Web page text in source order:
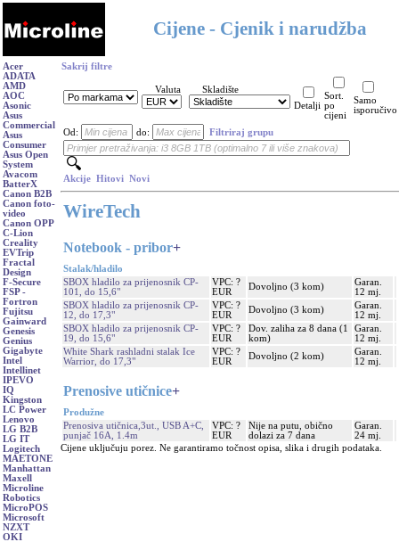
Cijene - Cjenik i narudžba
Acer
ADATA
AMD
AOC
Asonic
Asus
Commercial
Asus
Consumer
Asus Open
System
Avacom
BatterX
Canon B2B
Canon foto-
video
Canon OPP
C-Lion
Creality
EVTrip
Fractal
Design
F-Secure
FSP -
Fortron
Fujitsu
Gainward
Genesis
Genius
Gigabyte
Intel
Intellinet
IPEVO
IQ
Kingston
LC Power
Lenovo
LG B2B
LG IT
Logitech
MAETONE
Manhattan
Maxell
Microline
Robotics
MicroPOS
Microsoft
NZXT
OKI
Sakrij filtre
Valuta
Skladište
Detalji
Sort.
po
cijeni
Samo
isporučivo
Od: do: Filtriraj grupu
Akcije Hitovi Novi
WireTech
Notebook - pribor+
Stalak/hladilo
SBOX hladilo za prijenosnik CP-
101, do 15,6"
VPC: ?
EUR
Dovoljno (3 kom)
Garan.
12 mj.
SBOX hladilo za prijenosnik CP-
12, do 17,3"
VPC: ?
EUR
Dovoljno (3 kom)
Garan.
12 mj.
SBOX hladilo za prijenosnik CP-
19, do 15,6"
VPC: ?
EUR
Dov. zaliha za 8 dana (1
kom)
Garan.
12 mj.
White Shark rashladni stalak Ice
Warrior, do 17,3"
VPC: ?
EUR
Dovoljno (2 kom)
Garan.
12 mj.
Prenosive utičnice+
Produžne
Prenosiva utičnica,3ut., USB A+C,
punjač 16A, 1.4m
VPC: ?
EUR
Nije na putu, obično
dolazi za 7 dana
Garan.
24 mj.
Cijene uključuju porez. Ne garantiramo točnost opisa, slika i drugih podataka.